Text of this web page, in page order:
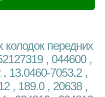
передних
, 044600 ,
13.0460-7053.2 ,
, 189.0 , 20638 ,